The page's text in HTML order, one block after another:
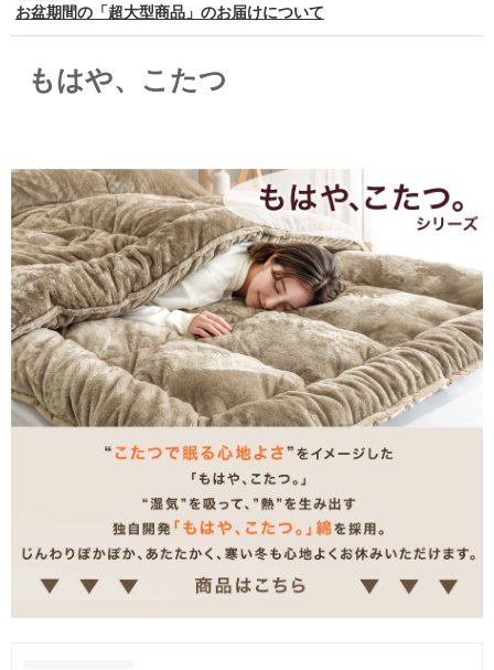
お盆期間の「超大型商品」のお届けについて
もはや、こたつ